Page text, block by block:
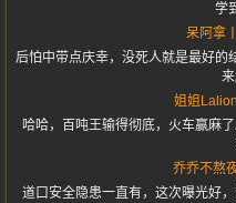
学
呆阿拿
后怕中带点庆幸，没死人就是最好的
来
姐姐Lalion
哈哈，百吨王输得彻底，火车赢麻
乔乔不熬
道口安全隐患一直有，这次曝光好